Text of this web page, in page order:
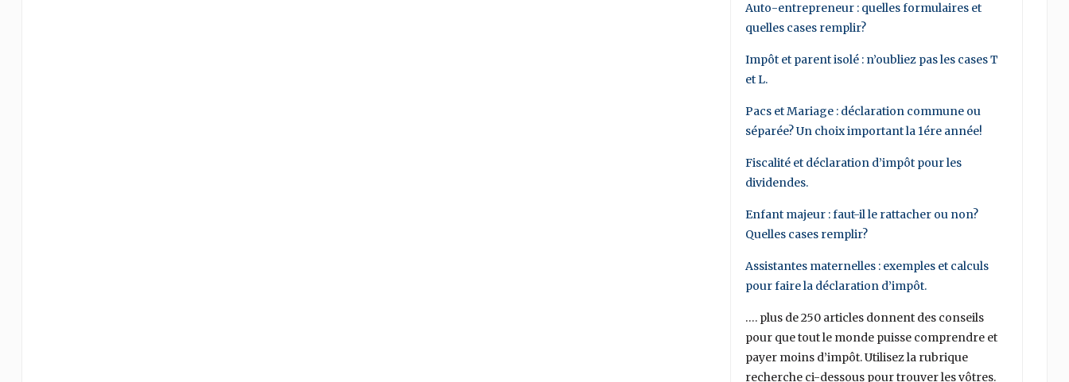
Auto-entrepreneur : quelles formulaires et
quelles cases remplir?
Impôt et parent isolé : n’oubliez pas les cases T
et L.
Pacs et Mariage : déclaration commune ou
séparée? Un choix important la 1ére année!
Fiscalité et déclaration d’impôt pour les
dividendes.
Enfant majeur : faut-il le rattacher ou non?
Quelles cases remplir?
Assistantes maternelles : exemples et calculs
pour faire la déclaration d’impôt.
…. plus de 250 articles donnent des conseils
pour que tout le monde puisse comprendre et
payer moins d’impôt. Utilisez la rubrique
recherche ci-dessous pour trouver les vôtres.